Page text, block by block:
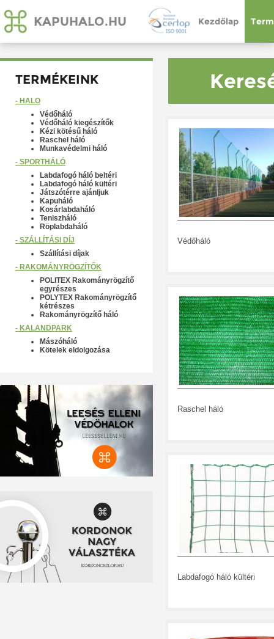
KAPUHALO.HU Kezdőlap
TERMÉKEINK
- HÁLÓ
Védőháló
Védőháló kiegészítők
Kézi kötésű háló
Raschel háló
Munkavédelmi háló
- SPORTHÁLÓ
Labdafogó háló beltéri
Labdafogó háló kültéri
Játszótérre ajánljuk
Kapuháló
Kosárlabdaháló
Teniszháló
Röplabdaháló
- SZÁLLÍTÁSI DÍJ
Szállítási díjak
- RAKOMÁNYRÖGZÍTŐK
POLITEX Rakományrögzítő
egyrészes
POLYTEX Rakományrögzítő
kétrészes
Rakományrögzítő háló
- KALANDPARK
Mászóháló
Kötelek eldolgozása
Védőháló
Raschel háló
Labdafogó háló kültéri